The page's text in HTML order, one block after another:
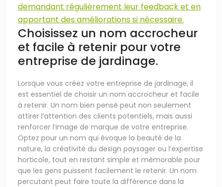
demandant régulièrement leur feedback et en
apportant des améliorations si nécessaire.
Choisissez un nom accrocheur
et facile à retenir pour votre
entreprise de jardinage.
Lorsque vous créez votre entreprise de jardinage, il
est essentiel de choisir un nom accrocheur et facile
à retenir. Un nom bien pensé peut non seulement
attirer l’attention des clients potentiels, mais aussi
renforcer l’image de marque de votre entreprise.
Optez pour un nom qui évoque la beauté de la
nature, la créativité du design paysager ou l’expertise
horticole, tout en restant simple et mémorable pour
que les gens puissent facilement le retenir. Un nom
percutant peut faire toute la différence dans la